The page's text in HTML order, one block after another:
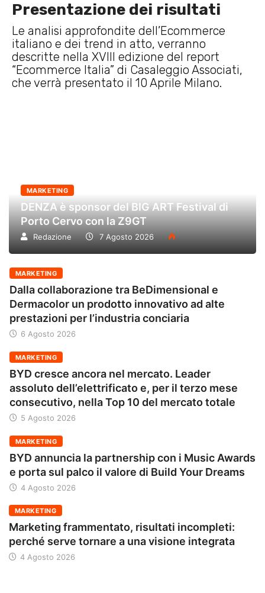
Presentazione dei risultati
Le analisi approfondite dell’Ecommerce
italiano e dei trend in atto, verranno
descritte nella XVIII edizione del report
“Ecommerce Italia” di Casaleggio Associati,
che verrà presentato il 10 Aprile Milano.
MARKETING
DENZA è sponsor del BIG ART Festival di
Porto Cervo con la Z9GT
Redazione 7 Agosto 2026
MARKETING
Dalla collaborazione tra BeDimensional e
Dermacolor un prodotto innovativo ad alte
prestazioni per l’industria conciaria
6 Agosto 2026
MARKETING
BYD cresce ancora nel mercato. Leader
assoluto dell’elettrificato e, per il terzo mese
consecutivo, nella Top 10 del mercato totale
5 Agosto 2026
MARKETING
BYD annuncia la partnership con i Music Awards
e porta sul palco il valore di Build Your Dreams
4 Agosto 2026
MARKETING
Marketing frammentato, risultati incompleti:
perché serve tornare a una visione integrata
4 Agosto 2026